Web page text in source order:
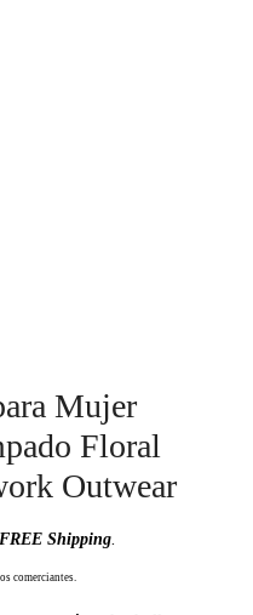
Mujer
Floral
Outwear
FREE Shipping.
comerciantes.